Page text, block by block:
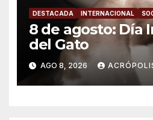
DESTACADA INTERNACIONAL
8 de agosto: Día
del Gato
AGO 8, 2026